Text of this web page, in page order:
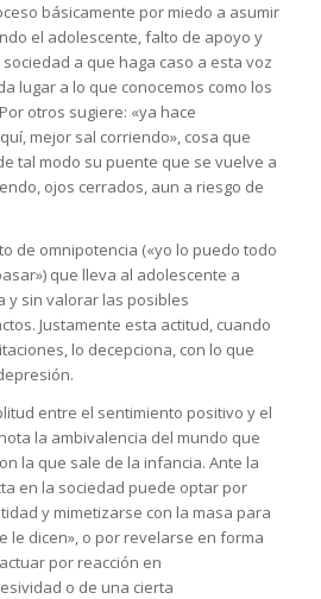
básicamente por miedo a asumir
el adolescente, falto de apoyo y
a que haga caso a esta voz
lugar a lo que conocemos como los
otros sugiere: «ya hace
mejor sal corriendo», cosa que
tal modo su puente que se vuelve a
ojos cerrados, aun a riesgo de
de omnipotencia («yo lo puedo todo
que lleva al adolescente a
y sin valorar las posibles
Justamente esta actitud, cuando
lo decepciona, con lo que
entre el sentimiento positivo y el
la ambivalencia del mundo que
la que sale de la infancia. Ante la
en la sociedad puede optar por
y mimetizarse con la masa para
le dicen», o por revelarse en forma
por reacción en
o de una cierta